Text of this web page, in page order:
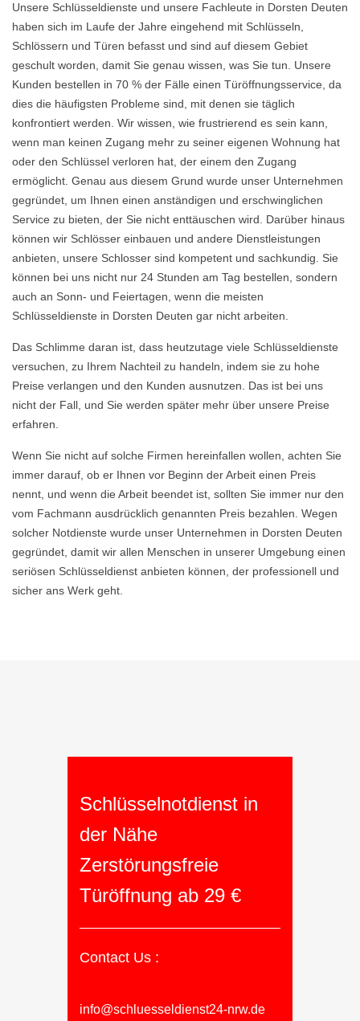
Unsere Schlüsseldienste und unsere Fachleute in Dorsten Deuten
haben sich im Laufe der Jahre eingehend mit Schlüsseln,
Schlössern und Türen befasst und sind auf diesem Gebiet
geschult worden, damit Sie genau wissen, was Sie tun. Unsere
Kunden bestellen in 70 % der Fälle einen Türöffnungsservice, da
dies die häufigsten Probleme sind, mit denen sie täglich
konfrontiert werden. Wir wissen, wie frustrierend es sein kann,
wenn man keinen Zugang mehr zu seiner eigenen Wohnung hat
oder den Schlüssel verloren hat, der einem den Zugang
ermöglicht. Genau aus diesem Grund wurde unser Unternehmen
gegründet, um Ihnen einen anständigen und erschwinglichen
Service zu bieten, der Sie nicht enttäuschen wird. Darüber hinaus
können wir Schlösser einbauen und andere Dienstleistungen
anbieten, unsere Schlosser sind kompetent und sachkundig. Sie
können bei uns nicht nur 24 Stunden am Tag bestellen, sondern
auch an Sonn- und Feiertagen, wenn die meisten
Schlüsseldienste in Dorsten Deuten gar nicht arbeiten.
Das Schlimme daran ist, dass heutzutage viele Schlüsseldienste
versuchen, zu Ihrem Nachteil zu handeln, indem sie zu hohe
Preise verlangen und den Kunden ausnutzen. Das ist bei uns
nicht der Fall, und Sie werden später mehr über unsere Preise
erfahren.
Wenn Sie nicht auf solche Firmen hereinfallen wollen, achten Sie
immer darauf, ob er Ihnen vor Beginn der Arbeit einen Preis
nennt, und wenn die Arbeit beendet ist, sollten Sie immer nur den
vom Fachmann ausdrücklich genannten Preis bezahlen. Wegen
solcher Notdienste wurde unser Unternehmen in Dorsten Deuten
gegründet, damit wir allen Menschen in unserer Umgebung einen
seriösen Schlüsseldienst anbieten können, der professionell und
sicher ans Werk geht.
Schlüsselnotdienst in
der Nähe
Zerstörungsfreie
Türöffnung ab 29 €
Contact Us :
info@schluesseldienst24-nrw.de